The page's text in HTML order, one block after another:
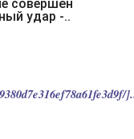
удар -..